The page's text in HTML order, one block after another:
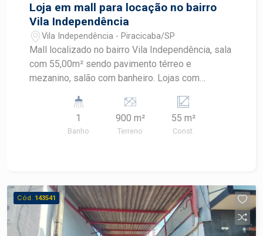
restaurantes de excelência.Qualidade de Vida: É
conhecido pelo seu ar bucólico, com praças e
áreas verdes bem cuidadas, além de abrigar e
estar próximo a importantes instituições de
ensino e saúde da cidade
Loja em mall para locação no bairro
Vila Independência
Vila Independência - Piracicaba/SP
Mall localizado no bairro Vila Independência, sala
com 55,00m² sendo pavimento térreo e
mezanino, salão com banheiro. Lojas com
preparação para instalação de ar-condicionado e
portão eletrônico. Serão 12 vagas de
estacionamento rotativas para clientes.
1
Banho
900 m²
Terreno
55 m²
Const.
Cód. 143541